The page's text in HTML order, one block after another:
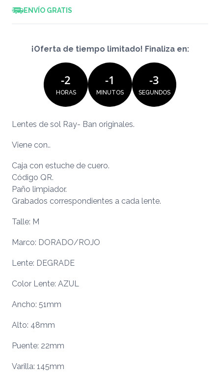
ENVÍO GRATIS
¡Oferta de tiempo limitado! Finaliza en:
-2
HORAS
-1
MINUTOS
-3
SEGUNDOS
Lentes de sol Ray- Ban originales.
Viene con..
Caja con estuche de cuero.
Código QR.
Paño limpiador.
Grabados correspondientes a cada lente.
Talle: M
Marco: DORADO/ROJO
Lente: DEGRADE
Color Lente: AZUL
Ancho: 51mm
Alto: 48mm
Puente: 22mm
Varilla: 145mm